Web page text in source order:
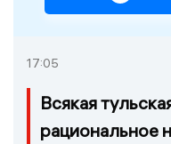
17:05
Всякая
рациональное